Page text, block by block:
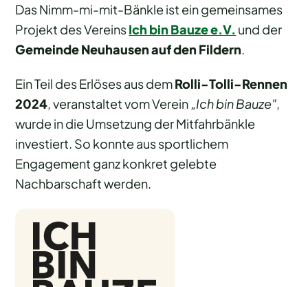
Das Nimm-mi-mit-Bänkle ist ein gemeinsames
Projekt des VereinsIch bin Bauze e.V. und der
Gemeinde Neuhausen auf den Fildern
Ein Teil des Erlöses aus demRolli-Tolli-Rennen
2024, veranstaltet vom Verein „Ich bin Bauze",
wurde in die Umsetzung der Mitfahrbänkle
investiert. So konnte aus sportlichem
Engagement ganz konkret gelebte
Nachbarschaft werden.